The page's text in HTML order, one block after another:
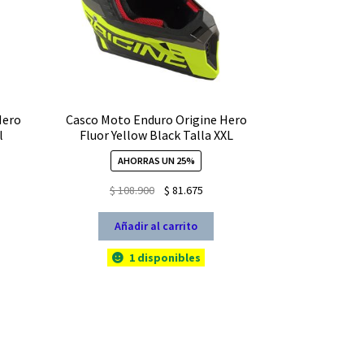
Casco Moto Enduro Origine Hero
Fluor Yellow Black Talla XXL
AHORRAS UN 25%
$108.900
original
era:
$ 108.900.
$ 81.675El
es:
Añadir al carrito
1 disponibles